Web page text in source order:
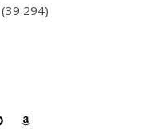
(39 294)